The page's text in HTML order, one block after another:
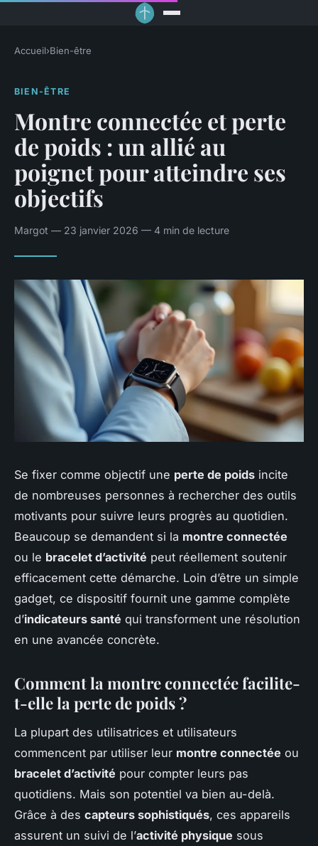
Accueil›Bien-être
BIEN-ÊTRE
Montre connectée et perte
de poids : un allié au
poignet pour atteindre ses
objectifs
Margot — 23 janvier 2026 — 4 min de lecture
Se fixer comme objectif une perte de poids incite
de nombreuses personnes à rechercher des outils
motivants pour suivre leurs progrès au quotidien.
Beaucoup se demandent si la montre connectée
ou le bracelet d’activité peut réellement soutenir
efficacement cette démarche. Loin d’être un simple
gadget, ce dispositif fournit une gamme complète
d’indicateurs santé qui transforment une résolution
en une avancée concrète.
Comment la montre connectée facilite-
t-elle la perte de poids ?
La plupart des utilisatrices et utilisateurs
commencent par utiliser leur montre connectée ou
bracelet d’activité pour compter leurs pas
quotidiens. Mais son potentiel va bien au-delà.
Grâce à des capteurs sophistiqués, ces appareils
assurent un suivi de l’activité physique sous